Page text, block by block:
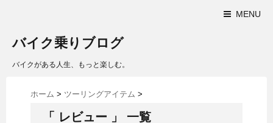
MENU
バイク乗りブログ
バイクがある人生、もっと楽しむ。
ホーム > ツーリングアイテム >
「 レビュー 」 一覧